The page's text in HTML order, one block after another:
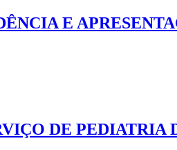
E
DE PEDIATRIA